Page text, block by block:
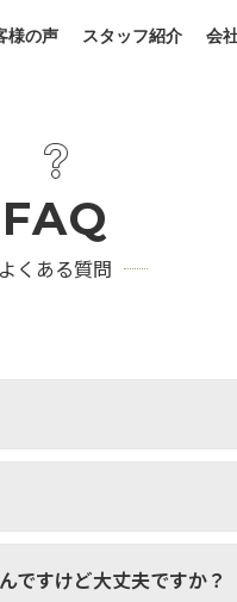
様の声 スタッフ紹介 会
FAQ
よくある質問
ですけど大丈夫ですか？